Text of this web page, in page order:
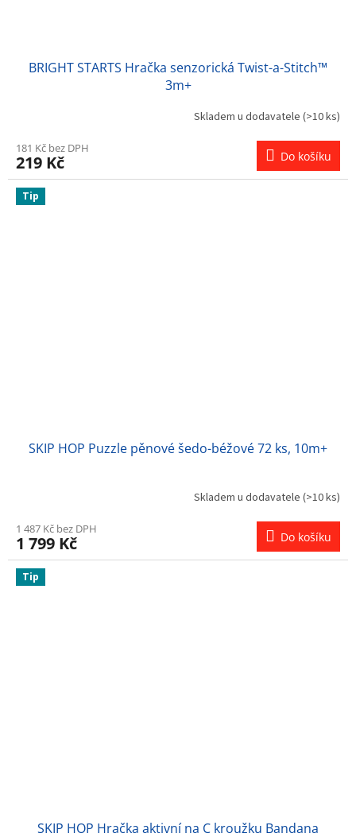
BRIGHT STARTS Hračka senzorická Twist-a-Stitch™
3m+
Skladem u dodavatele (>10 ks)
181 Kč bez DPH
219 Kč Do košíku
Tip
SKIP HOP Puzzle pěnové šedo-béžové 72 ks, 10m+
Skladem u dodavatele (>10 ks)
1 487 Kč bez DPH
1 799 Kč Do košíku
Tip
SKIP HOP Hračka aktivní na C kroužku Bandana